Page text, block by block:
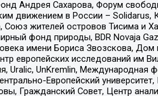
Андрея Сахарова, Форум
движением в России – Solidarus,
Союз жителей островов Тисима и
фонд природы, BDR Novaja
имени Бориса Звозскова,
европейских исследований им
Uralic, UnKremlin, Международная
Европейский
Гражданский Совет, Центр